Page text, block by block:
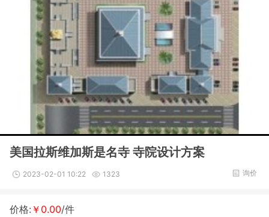
美国拉斯维加斯是名寺 寺院设计方案
2023-02-01 10:22 1323 询价
价格: ￥0.00/件